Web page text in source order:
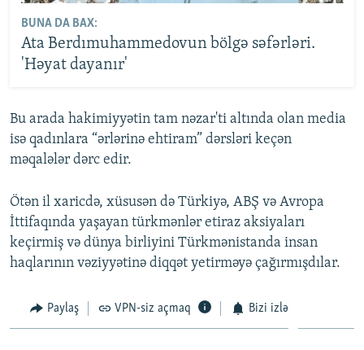
BUNA DA BAX:
Ata Berdımuhammedovun bölgə səfərləri.
'Həyat dayanır'
Bu arada hakimiyyətin tam nəzar'ti altında olan media
isə qadınlara “ərlərinə ehtiram” dərsləri keçən
məqalələr dərc edir.
Ötən il xaricdə, xüsusən də Türkiyə, ABŞ və Avropa
İttifaqında yaşayan türkmənlər etiraz aksiyaları
keçirmiş və dünya birliyini Türkmənistanda insan
haqlarının vəziyyətinə diqqət yetirməyə çağırmışdılar.
Paylaş VPN-siz açmaq Bizi izlə